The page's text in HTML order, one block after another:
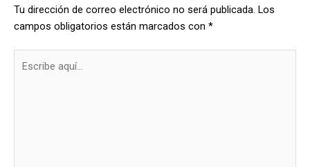
Tu dirección de correo electrónico no será publicada. Los
campos obligatorios están marcados con *
aquí...